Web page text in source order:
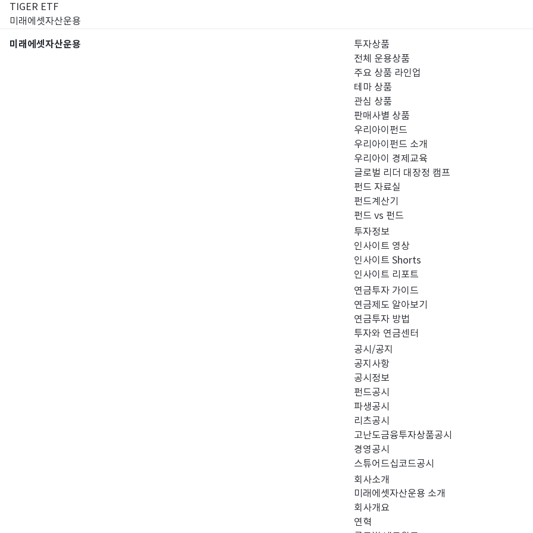
TIGER ETF
미래에셋자산운용
미래에셋자산운용
투자상품
전체 운용상품
주요 상품 라인업
테마 상품
관심 상품
판매사별 상품
우리아이펀드
우리아이펀드 소개
우리아이 경제교육
글로벌 리더 대장정 캠프
펀드 자료실
펀드계산기
펀드 vs 펀드
투자정보
인사이트 영상
인사이트 Shorts
인사이트 리포트
연금투자 가이드
연금제도 알아보기
연금투자 방법
투자와 연금센터
공시/공지
공지사항
공시정보
펀드공시
파생공시
리츠공시
고난도금융투자상품공시
경영공시
스튜어드십코드공시
회사소개
미래에셋자산운용 소개
회사개요
연혁
PICK 인사이트 (0)
경영공시 (0)
검색 결과가 없습니다.